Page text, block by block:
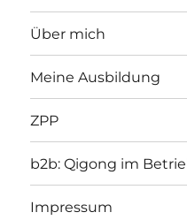
Über mich
Meine Ausbildung
ZPP
b2b: Qigong im
Impressum